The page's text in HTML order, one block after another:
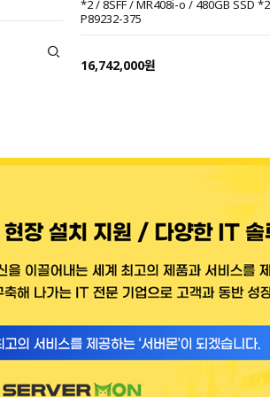
*2 / 8SFF / MR408i-o / 480GB SSD
P89232-375
16,742,000원